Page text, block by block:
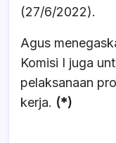
(27/6/2022).
Agus
Komisi I juga
pelaksanaan
kerja. (*)